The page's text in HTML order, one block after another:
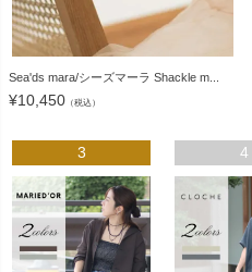
Sea'ds mara/シーズマーラ Shackle m...
¥10,450 （税込）
3 4